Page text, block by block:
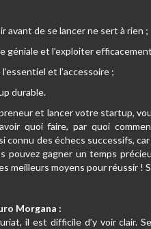
avant de se lancer ne sert à rien ;
géniale et l’exploiter
et l’accessoire ;
durable.
et lancer votre startup,
quoi faire, par quoi
connu des échecs successifs,
pouvez gagner un temps
meilleurs moyens pour
Morgana :
il est difficile d’y voir